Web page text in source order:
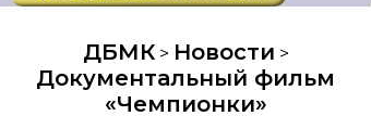
ДБМК> Новости >
Документальный фильм
«Чемпионки»